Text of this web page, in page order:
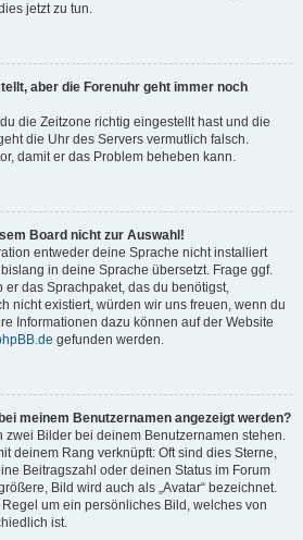
jetzt zu tun.
aber die Forenuhr geht immer noch
die Zeitzone richtig eingestellt hast und die
die Uhr des Servers vermutlich falsch.
damit er das Problem beheben kann.
Board nicht zur Auswahl!
entweder deine Sprache nicht installiert
in deine Sprache übersetzt. Frage ggf.
er das Sprachpaket, das du benötigst,
nicht existiert, würden wir uns freuen, wenn du
Informationen dazu können auf der Website
gefunden werden.
meinem Benutzernamen angezeigt werden?
zwei Bilder bei deinem Benutzernamen stehen.
deinem Rang verknüpft: Oft sind dies Sterne,
Beitragszahl oder deinen Status im Forum
Bild wird auch als „Avatar“ bezeichnet.
um ein persönliches Bild, welches von
ist.